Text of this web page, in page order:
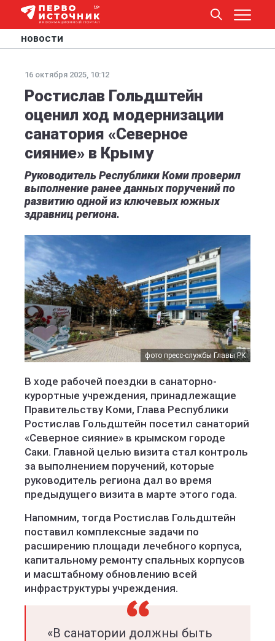
НОВОСТИ
16 октября 2025, 10:12
Ростислав Гольдштейн
оценил ход модернизации
санатория «Северное
сияние» в Крыму
Руководитель Республики Коми проверил
выполнение ранее данных поручений по
развитию одной из ключевых южных
здравниц региона.
фото пресс-службы Главы РК
В ходе рабочей поездки в санаторно-
курортные учреждения, принадлежащие
Правительству Коми, Глава Республики
Ростислав Гольдштейн посетил санаторий
«Северное сияние» в крымском городе
Саки. Главной целью визита стал контроль
за выполнением поручений, которые
руководитель региона дал во время
предыдущего визита в марте этого года.
Напомним, тогда Ростислав Гольдштейн
поставил комплексные задачи по
расширению площади лечебного корпуса,
капитальному ремонту спальных корпусов
и масштабному обновлению всей
инфраструктуры учреждения.
«В санатории должны быть